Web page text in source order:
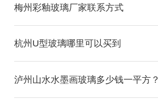
梅州彩釉玻璃厂家联系方式
杭州U型玻璃哪里可以买到
泸州山水水墨画玻璃多少钱一平方？